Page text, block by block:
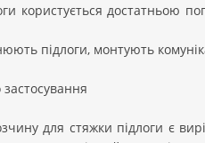
користується достатньою
підлоги, монтують
застосування
для стяжки підлоги є